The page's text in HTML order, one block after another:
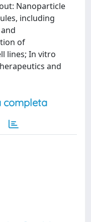
Nanoparticle
including
of
lines; In vitro
and
completa